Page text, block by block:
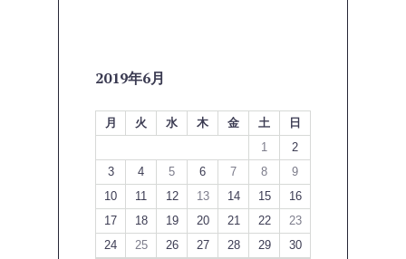
2019年6月
月 火 水 木 金 土
日
1
2
3
4 5 6 7 8
9
10
11 12 13 14 15
16
17
18 19 20 21 22
23
24
25 26 27 28 29
30